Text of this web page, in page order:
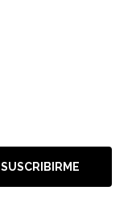
SUSCRIBIRME